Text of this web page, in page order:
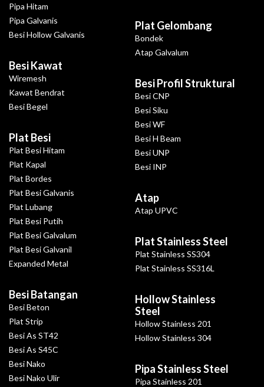
Pipa Hitam
Pipa Galvanis
Besi Hollow Galvanis
Besi Kawat
Wiremesh
Kawat Bendrat
Besi Begel
Plat Besi
Plat Besi Hitam
Plat Kapal
Plat Bordes
Plat Besi Galvanis
Plat Lubang
Plat Besi Putih
Plat Besi Galvalum
Plat Besi Galvanil
Expanded Metal
Besi Batangan
Besi Beton
Plat Strip
Besi As ST42
Besi As S45C
Besi Nako
Besi Nako Ulir
Plat Gelombang
Bondek
Atap Galvalum
Besi Profil Struktural
Besi CNP
Besi Siku
Besi WF
Besi H Beam
Besi UNP
Besi INP
Atap
Atap UPVC
Plat Stainless Steel
Plat Stainless SS304
Plat Stainless SS316L
Hollow Stainless
Steel
Hollow Stainless 201
Hollow Stainless 304
Pipa Stainless Steel
Pipa Stainless 201